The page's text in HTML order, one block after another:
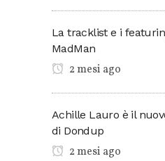
La tracklist e i
MadMan
2 mesi ago
Achille Lauro è il
di Dondup
2 mesi ago